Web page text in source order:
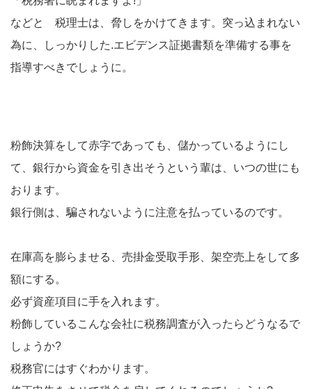
などと 税理士は、脅しをかけてきます。突っ込まれない
為に、しっかりした.エビデンス証拠書類を準備する事を
指導すべきでしょうに。
粉飾決算をして赤字であっても、儲かっているようにし
て、銀行から資金を引き出そうという輩は、いつの世にも
おります。
銀行側は、騙されないように注意を払っているのです。
在庫高を膨らませる、売掛金受取手形、架空売上をして多
額にする。
必ず資産項目に手を入れます。
粉飾しているこんな会社に税務調査が入ったらどうなるで
しょうか?
税務官にはすぐわかります。